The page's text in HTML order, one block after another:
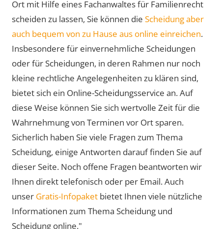
Ort mit Hilfe eines Fachanwaltes für Familienrecht
scheiden zu lassen, Sie können die Scheidung aber
auch bequem von zu Hause aus online einreichen.
Insbesondere für einvernehmliche Scheidungen
oder für Scheidungen, in deren Rahmen nur noch
kleine rechtliche Angelegenheiten zu klären sind,
bietet sich ein Online-Scheidungsservice an. Auf
diese Weise können Sie sich wertvolle Zeit für die
Wahrnehmung von Terminen vor Ort sparen.
Sicherlich haben Sie viele Fragen zum Thema
Scheidung, einige Antworten darauf finden Sie auf
dieser Seite. Noch offene Fragen beantworten wir
Ihnen direkt telefonisch oder per Email. Auch
unser Gratis-Infopaket bietet Ihnen viele nützliche
Informationen zum Thema Scheidung und
Scheidung online."